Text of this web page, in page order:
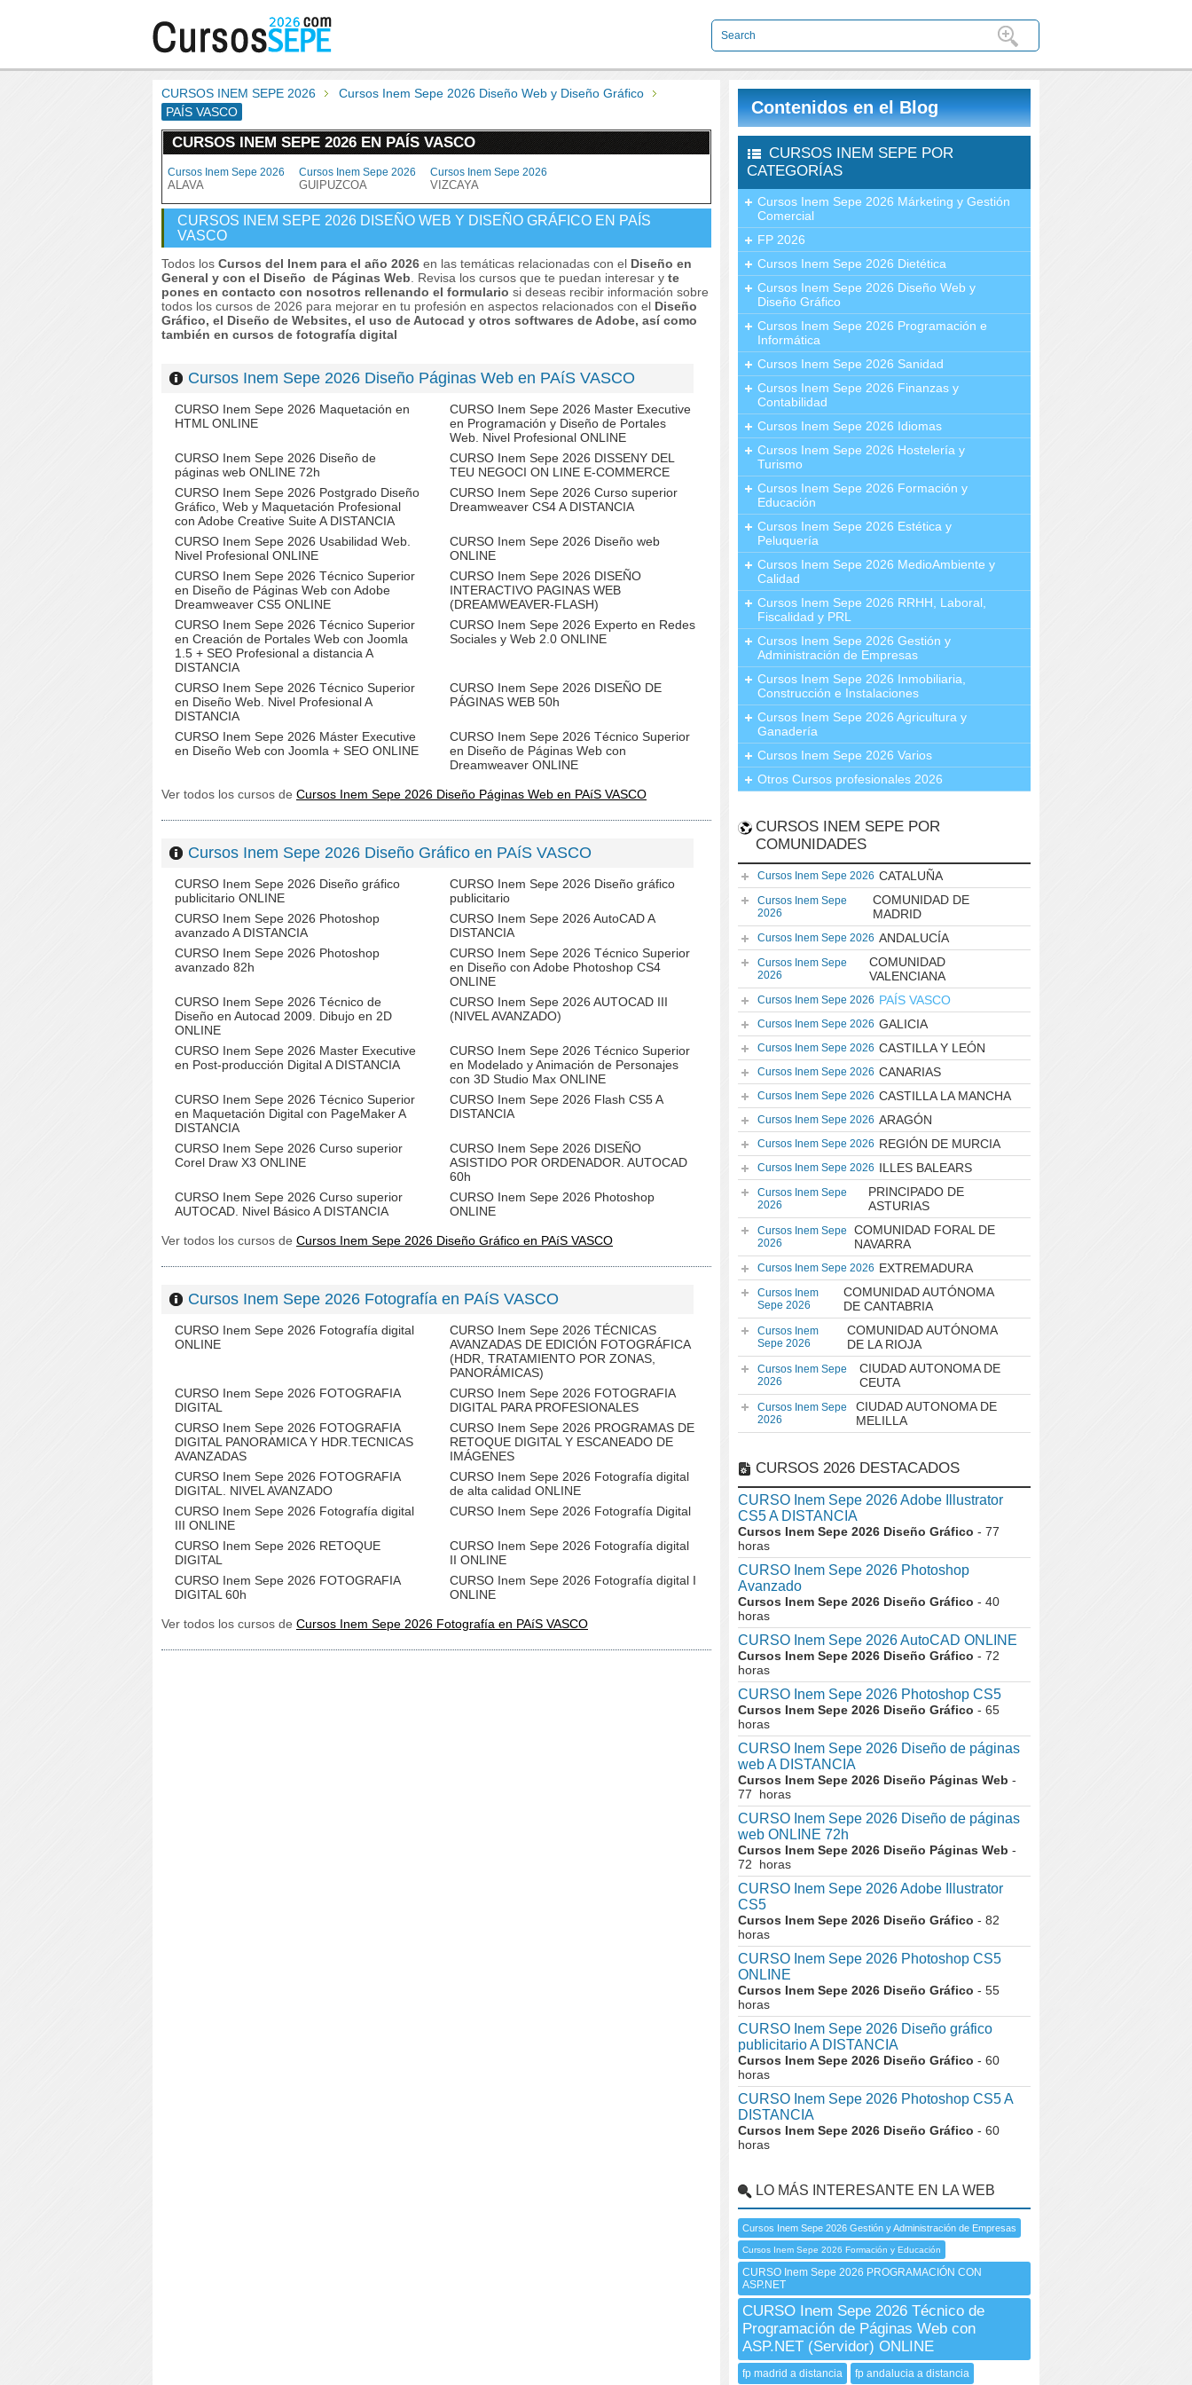
CURSOS INEM SEPE 2026
Cursos Inem Sepe 2026 Diseño Web y Diseño Gráfico
PAÍS VASCO
CURSOS INEM SEPE 2026 EN PAÍS VASCO
Cursos Inem Sepe 2026
ALAVA
Cursos Inem Sepe 2026
GUIPUZCOA
Cursos Inem Sepe 2026
VIZCAYA
CURSOS INEM SEPE 2026 DISEÑO WEB Y DISEÑO GRÁFICO EN PAÍS
VASCO
Todos los Cursos del Inem para el año 2026 en las temáticas relacionadas con el Diseño en
General y con el Diseño de Páginas Web . Revisa los cursos que te puedan interesar y te
pones en contacto con nosotros rellenando el formulario si deseas recibir información sobre
todos los cursos de 2026 para mejorar en tu profesión en aspectos relacionados con el Diseño
Gráfico, el Diseño de Websites, el uso de Autocad y otros softwares de Adobe, así como
también en cursos de fotografía digital
Cursos Inem Sepe 2026 Diseño Páginas Web en PAíS VASCO
CURSO Inem Sepe 2026 Maquetación en
HTML ONLINE
CURSO Inem Sepe 2026 Master Executive
en Programación y Diseño de Portales
Web. Nivel Profesional ONLINE
CURSO Inem Sepe 2026 Diseño de
páginas web ONLINE 72h
CURSO Inem Sepe 2026 DISSENY DEL
TEU NEGOCI ON LINE E-COMMERCE
CURSO Inem Sepe 2026 Postgrado Diseño
Gráfico, Web y Maquetación Profesional
con Adobe Creative Suite A DISTANCIA
CURSO Inem Sepe 2026 Curso superior
Dreamweaver CS4 A DISTANCIA
CURSO Inem Sepe 2026 Usabilidad Web.
Nivel Profesional ONLINE
CURSO Inem Sepe 2026 Diseño web
ONLINE
CURSO Inem Sepe 2026 Técnico Superior
en Diseño de Páginas Web con Adobe
Dreamweaver CS5 ONLINE
CURSO Inem Sepe 2026 DISEÑO
INTERACTIVO PAGINAS WEB
(DREAMWEAVER-FLASH)
CURSO Inem Sepe 2026 Técnico Superior
en Creación de Portales Web con Joomla
1.5 + SEO Profesional a distancia A
DISTANCIA
CURSO Inem Sepe 2026 Experto en Redes
Sociales y Web 2.0 ONLINE
CURSO Inem Sepe 2026 Técnico Superior
en Diseño Web. Nivel Profesional A
DISTANCIA
CURSO Inem Sepe 2026 DISEÑO DE
PÁGINAS WEB 50h
CURSO Inem Sepe 2026 Máster Executive
en Diseño Web con Joomla + SEO ONLINE
CURSO Inem Sepe 2026 Técnico Superior
en Diseño de Páginas Web con
Dreamweaver ONLINE
Ver todos los cursos de Cursos Inem Sepe 2026 Diseño Páginas Web en PAíS VASCO
Cursos Inem Sepe 2026 Diseño Gráfico en PAíS VASCO
CURSO Inem Sepe 2026 Diseño gráfico
publicitario ONLINE
CURSO Inem Sepe 2026 Diseño gráfico
publicitario
CURSO Inem Sepe 2026 Photoshop
avanzado A DISTANCIA
CURSO Inem Sepe 2026 AutoCAD A
DISTANCIA
CURSO Inem Sepe 2026 Photoshop
avanzado 82h
CURSO Inem Sepe 2026 Técnico Superior
en Diseño con Adobe Photoshop CS4
ONLINE
CURSO Inem Sepe 2026 Técnico de
Diseño en Autocad 2009. Dibujo en 2D
ONLINE
CURSO Inem Sepe 2026 AUTOCAD III
(NIVEL AVANZADO)
CURSO Inem Sepe 2026 Master Executive
en Post-producción Digital A DISTANCIA
CURSO Inem Sepe 2026 Técnico Superior
en Modelado y Animación de Personajes
con 3D Studio Max ONLINE
CURSO Inem Sepe 2026 Técnico Superior
en Maquetación Digital con PageMaker A
DISTANCIA
CURSO Inem Sepe 2026 Flash CS5 A
DISTANCIA
CURSO Inem Sepe 2026 Curso superior
Corel Draw X3 ONLINE
CURSO Inem Sepe 2026 DISEÑO
ASISTIDO POR ORDENADOR. AUTOCAD
60h
CURSO Inem Sepe 2026 Curso superior
AUTOCAD. Nivel Básico A DISTANCIA
CURSO Inem Sepe 2026 Photoshop
ONLINE
Ver todos los cursos de Cursos Inem Sepe 2026 Diseño Gráfico en PAíS VASCO
Cursos Inem Sepe 2026 Fotografía en PAíS VASCO
CURSO Inem Sepe 2026 Fotografía digital
ONLINE
CURSO Inem Sepe 2026 TÉCNICAS
AVANZADAS DE EDICIÓN FOTOGRÁFICA
(HDR, TRATAMIENTO POR ZONAS,
PANORÁMICAS)
CURSO Inem Sepe 2026 FOTOGRAFIA
DIGITAL
CURSO Inem Sepe 2026 FOTOGRAFIA
DIGITAL PARA PROFESIONALES
CURSO Inem Sepe 2026 FOTOGRAFIA
DIGITAL PANORAMICA Y HDR.TECNICAS
AVANZADAS
CURSO Inem Sepe 2026 PROGRAMAS DE
RETOQUE DIGITAL Y ESCANEADO DE
IMÁGENES
CURSO Inem Sepe 2026 FOTOGRAFIA
DIGITAL. NIVEL AVANZADO
CURSO Inem Sepe 2026 Fotografía digital
de alta calidad ONLINE
CURSO Inem Sepe 2026 Fotografía digital
III ONLINE
CURSO Inem Sepe 2026 Fotografía Digital
CURSO Inem Sepe 2026 RETOQUE
DIGITAL
CURSO Inem Sepe 2026 Fotografía digital
II ONLINE
CURSO Inem Sepe 2026 FOTOGRAFIA
DIGITAL 60h
CURSO Inem Sepe 2026 Fotografía digital I
ONLINE
Ver todos los cursos de Cursos Inem Sepe 2026 Fotografía en PAíS VASCO
Contenidos en el Blog
CURSOS INEM SEPE POR
CATEGORÍAS
Cursos Inem Sepe 2026 Márketing y Gestión
Comercial
FP 2026
Cursos Inem Sepe 2026 Dietética
Cursos Inem Sepe 2026 Diseño Web y
Diseño Gráfico
Cursos Inem Sepe 2026 Programación e
Informática
Cursos Inem Sepe 2026 Sanidad
Cursos Inem Sepe 2026 Finanzas y
Contabilidad
Cursos Inem Sepe 2026 Idiomas
Cursos Inem Sepe 2026 Hostelería y
Turismo
Cursos Inem Sepe 2026 Formación y
Educación
Cursos Inem Sepe 2026 Estética y
Peluquería
Cursos Inem Sepe 2026 MedioAmbiente y
Calidad
Cursos Inem Sepe 2026 RRHH, Laboral,
Fiscalidad y PRL
Cursos Inem Sepe 2026 Gestión y
Administración de Empresas
Cursos Inem Sepe 2026 Inmobiliaria,
Construcción e Instalaciones
Cursos Inem Sepe 2026 Agricultura y
Ganadería
Cursos Inem Sepe 2026 Varios
Otros Cursos profesionales 2026
CURSOS INEM SEPE POR
COMUNIDADES
Cursos Inem Sepe 2026 CATALUÑA
Cursos Inem Sepe
2026
COMUNIDAD DE
MADRID
Cursos Inem Sepe 2026 ANDALUCÍA
Cursos Inem Sepe
2026
COMUNIDAD
VALENCIANA
Cursos Inem Sepe 2026 PAÍS VASCO
Cursos Inem Sepe 2026 GALICIA
Cursos Inem Sepe 2026 CASTILLA Y LEÓN
Cursos Inem Sepe 2026 CANARIAS
Cursos Inem Sepe 2026 CASTILLA LA MANCHA
Cursos Inem Sepe 2026 ARAGÓN
Cursos Inem Sepe 2026 REGIÓN DE MURCIA
Cursos Inem Sepe 2026 ILLES BALEARS
Cursos Inem Sepe
2026
PRINCIPADO DE
ASTURIAS
Cursos Inem Sepe
2026
COMUNIDAD FORAL DE
NAVARRA
Cursos Inem Sepe 2026 EXTREMADURA
Cursos Inem
Sepe 2026
COMUNIDAD AUTÓNOMA
DE CANTABRIA
Cursos Inem
Sepe 2026
COMUNIDAD AUTÓNOMA
DE LA RIOJA
Cursos Inem Sepe
2026
CIUDAD AUTONOMA DE
CEUTA
Cursos Inem Sepe
2026
CIUDAD AUTONOMA DE
MELILLA
CURSOS 2026 DESTACADOS
CURSO Inem Sepe 2026 Adobe Illustrator
CS5 A DISTANCIA
Cursos Inem Sepe 2026 Diseño Gráfico - 77
horas
CURSO Inem Sepe 2026 Photoshop
Avanzado
Cursos Inem Sepe 2026 Diseño Gráfico - 40
horas
CURSO Inem Sepe 2026 AutoCAD ONLINE
Cursos Inem Sepe 2026 Diseño Gráfico - 72
horas
CURSO Inem Sepe 2026 Photoshop CS5
Cursos Inem Sepe 2026 Diseño Gráfico - 65
horas
CURSO Inem Sepe 2026 Diseño de páginas
web A DISTANCIA
Cursos Inem Sepe 2026 Diseño Páginas Web -
77 horas
CURSO Inem Sepe 2026 Diseño de páginas
web ONLINE 72h
Cursos Inem Sepe 2026 Diseño Páginas Web -
72 horas
CURSO Inem Sepe 2026 Adobe Illustrator
CS5
Cursos Inem Sepe 2026 Diseño Gráfico - 82
horas
CURSO Inem Sepe 2026 Photoshop CS5
ONLINE
Cursos Inem Sepe 2026 Diseño Gráfico - 55
horas
CURSO Inem Sepe 2026 Diseño gráfico
publicitario A DISTANCIA
Cursos Inem Sepe 2026 Diseño Gráfico - 60
horas
CURSO Inem Sepe 2026 Photoshop CS5 A
DISTANCIA
Cursos Inem Sepe 2026 Diseño Gráfico - 60
horas
LO MÁS INTERESANTE EN LA WEB
Cursos Inem Sepe 2026 Gestión y Administración de Empresas
Cursos Inem Sepe 2026 Formación y Educación
CURSO Inem Sepe 2026 PROGRAMACIÓN CON
ASP.NET
CURSO Inem Sepe 2026 Técnico de
Programación de Páginas Web con
ASP.NET (Servidor) ONLINE
fp madrid a distancia fp andalucia a distancia